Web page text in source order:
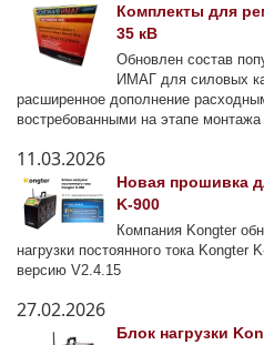
Комплекты для
35 кВ
Обновлен состав
ИМАГ для силовых
расширенное дополнение
востребованными на этапе
11.03.2026
Новая прошивка
K-900
Компания Kongter
нагрузки постоянного тока
версию V2.4.15
27.02.2026
Блок нагрузки